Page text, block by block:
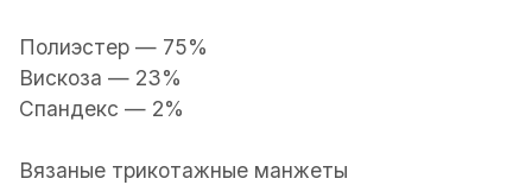
Полиэстер — 75%
Вискоза — 23%
Спандекс — 2%
Вязаные трикотажные манжеты